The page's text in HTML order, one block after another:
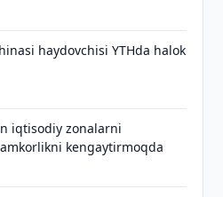
haydovchisi YTHda halok
iqtisodiy zonalarni
kengaytirmoqda